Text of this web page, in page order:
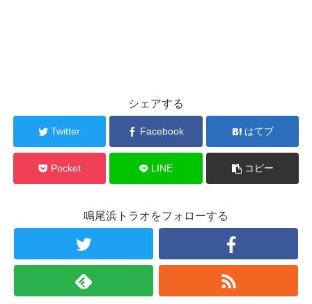
シェアする
Twitter Facebook はてブ
Pocket LINE コピー
鳴尾浜トラオをフォローする